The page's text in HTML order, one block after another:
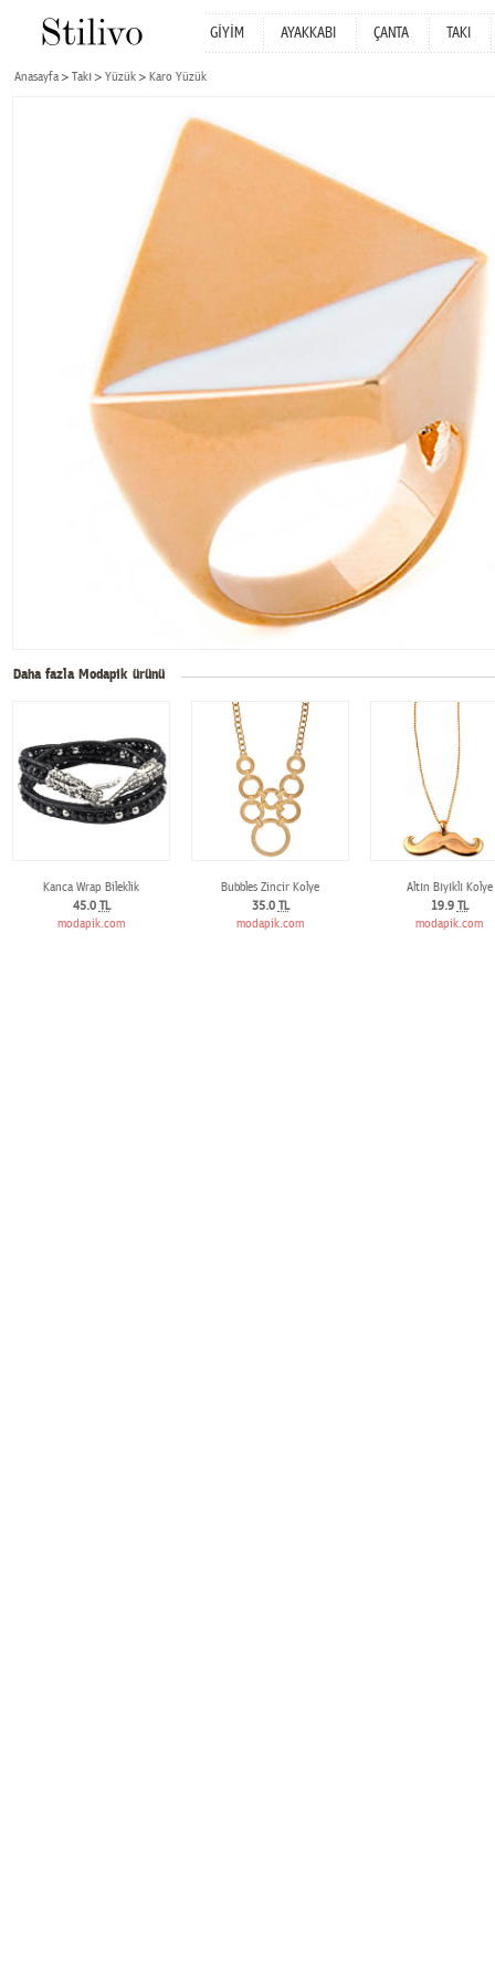
GİYİM AYAKKABI ÇANTA TAKI
Anasayfa Takı Yüzük Karo Yüzük
Daha fazla Modapik ürünü
Kanca Wrap Bileklik
45.0 TL
modapik.com
Bubbles Zincir Kolye
35.0 TL
modapik.com
Altın Bıyıklı Kolye
19.9 TL
modapik.com